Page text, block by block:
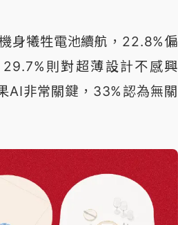
身犧牲電池續航，22.8%偏
則對超薄設計不感興
AI非常關鍵，33%認為無關